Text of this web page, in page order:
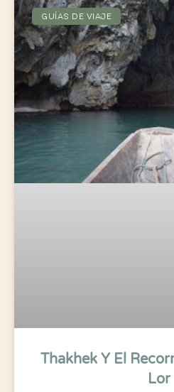
GUÍAS DE VIAJE
Thakhek Y El
Lor